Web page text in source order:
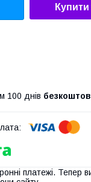
Купити
100 днів
платежі. Тепер